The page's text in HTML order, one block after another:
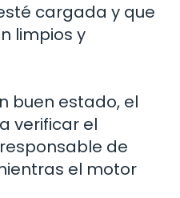
cargada y que
limpios y
buen estado, el
verificar el
de
el motor